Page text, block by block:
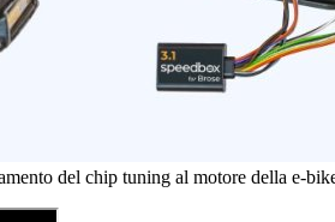
del chip tuning al motore della e-